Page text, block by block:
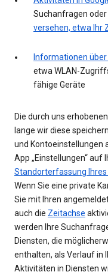
Suchanfragen oder
versehen, etwa Ihr
Informationen über
etwa WLAN-
fähige Geräte
Die durch uns
lange wir diese
und Kontoeinstellungen
App „Einstellungen“ auf
Standorterfassung
Wenn Sie eine private
Sie mit Ihren
auch die Zeitachse
werden Ihre
Diensten, die
enthalten, als Verlauf in
Aktivitäten in Diensten